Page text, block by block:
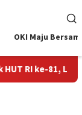
OKI Maju
Kesehatan